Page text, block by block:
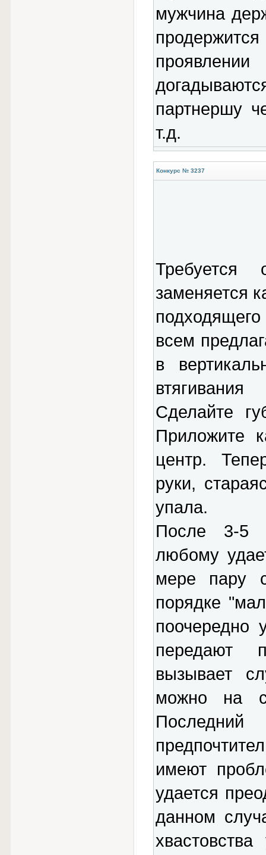
мужчина
партнершу
т.д.
Конкурс № 3237
Требуется
заменяется
всем
в
Сделайте
Приложите
центр.
руки,
упала.
После 3-5
любому
мере пару
порядке
поочередно
передают
вызывает
можно на
Последний
имеют
удается
данном